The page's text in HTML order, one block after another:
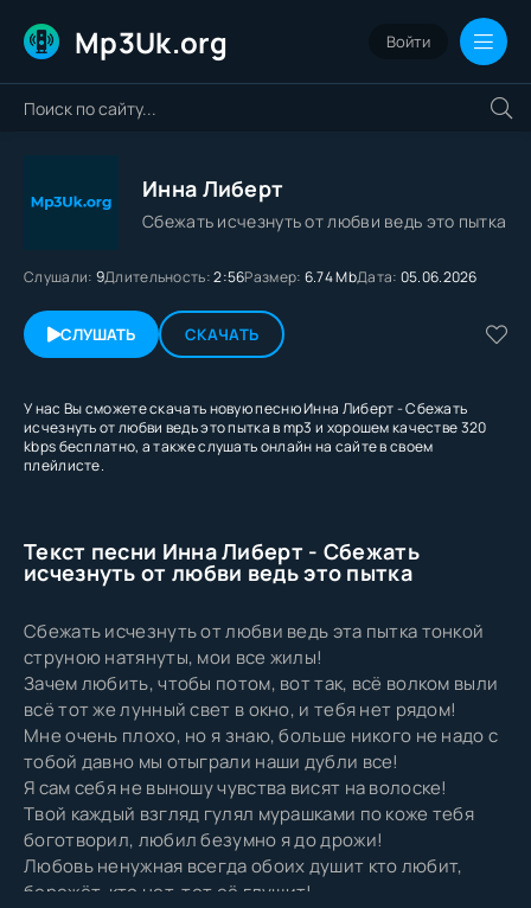
Mp3Uk.org Войти
Инна Либерт
Сбежать исчезнуть от любви ведь это пытка
Слушали: 9Длительность:2:56Размер: 6.74 MbДата: 05.06.2026
СЛУШАТЬ СКАЧАТЬ
У нас Вы сможете скачать новую песню Инна Либерт - Сбежать
исчезнуть от любви ведь это пытка в mp3 и хорошем качестве 320
kbps бесплатно, а также слушать онлайн на сайте в своем
плейлисте.
Текст песни Инна Либерт - Сбежать
исчезнуть от любви ведь это пытка
Сбежать исчезнуть от любви ведь эта пытка тонкой
струною натянуты, мои все жилы!
Зачем любить, чтобы потом, вот так, всё волком выли
всё тот же лунный свет в окно, и тебя нет рядом!
Мне очень плохо, но я знаю, больше никого не надо с
тобой давно мы отыграли наши дубли все!
Я сам себя не выношу чувства висят на волоске!
Твой каждый взгляд гулял мурашками по коже тебя
боготворил, любил безумно я до дрожи!
Любовь ненужная всегда обоих душит кто любит,
бережёт, кто нет, тот её глушит!